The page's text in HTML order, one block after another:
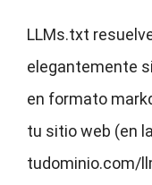
LLMs.txt
elegantemente
en formato
tu sitio web (en
tudominio.com/